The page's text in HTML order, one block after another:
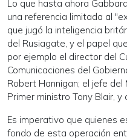
Lo que hasta ahora
una referencia limitada al
que jugó la inteligencia
del Rusiagate, y el papel
por ejemplo el director del
Comunicaciones del
Robert Hannigan; el jefe del
Primer ministro Tony Blair, y
Es imperativo que quienes
fondo de esta operación